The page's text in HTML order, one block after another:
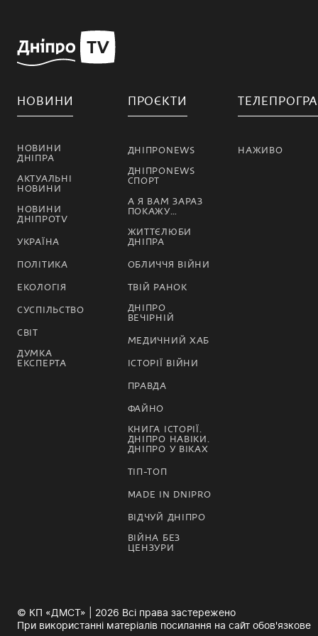
НОВИНИ
НОВИНИ
ДНІПРА
АКТУАЛЬНІ
НОВИНИ
НОВИНИ
ДНІПРОTV
УКРАЇНА
ПОЛІТИКА
ЕКОЛОГІЯ
СУСПІЛЬСТВО
СВІТ
ДУМКА
ЕКСПЕРТА
ПРОЄКТИ
ДНІПРОNEWS
ДНІПРОNEWS
СПОРТ
А Я ВАМ ЗАРАЗ
ПОКАЖУ…
ЖИТТЄЛЮБИ
ДНІПРА
ОБЛИЧЧЯ ВІЙНИ
ТВІЙ РАНОК
ДНІПРО
ВЕЧІРНІЙ
МЕДИЧНИЙ ХАБ
ІСТОРІЇ ВІЙНИ
ПРАВДА
ФАЙНО
КНИГА ІСТОРІЇ.
ДНІПРО НАВІКИ.
ДНІПРО У ВІКАХ
ТІП-ТОП
MADE IN DNIPRO
ВІДЧУЙ ДНІПРО
ВІЙНА БЕЗ
ЦЕНЗУРИ
НАЖИВО
© КП «ДМСТ» | 2026 Всі права застережено
При використанні матеріалів посилання на сайт обов'язкове